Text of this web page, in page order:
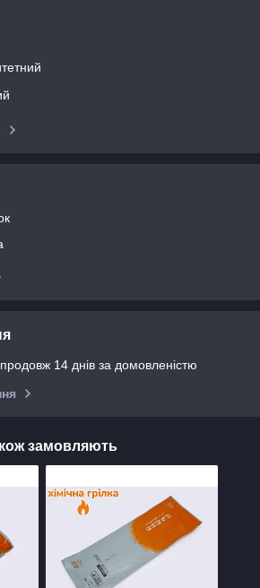
14 днів за домовленістю
замовляють